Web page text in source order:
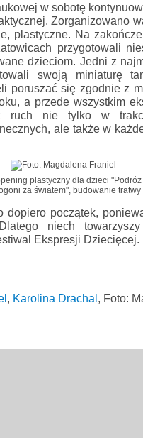
w sobotę
Zorganizowano
plastyczne. Na
przygotowali
dzieciom. Jedni z
swoją miniaturę
poruszać się zgodnie z
a przede wszystkim
ruch nie tylko w
ale także w
plastyczny dla dzieci "Podróż
za światem", budowanie tratwy
początek,
niech
Ekspresji Dziecięcej.
, Karolina Drachal, Foto: